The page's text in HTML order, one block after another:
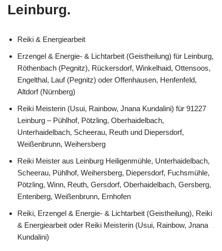
Leinburg.
Reiki & Energiearbeit
Erzengel & Energie- & Lichtarbeit (Geistheilung) für Leinburg,
Röthenbach (Pegnitz), Rückersdorf, Winkelhaid, Ottensoos,
Engelthal, Lauf (Pegnitz) oder Offenhausen, Henfenfeld,
Altdorf (Nürnberg)
Reiki Meisterin (Usui, Rainbow, Jnana Kundalini) für 91227
Leinburg – Pühlhof, Pötzling, Oberhaidelbach,
Unterhaidelbach, Scheerau, Reuth und Diepersdorf,
Weißenbrunn, Weihersberg
Reiki Meister aus Leinburg Heiligenmühle, Unterhaidelbach,
Scheerau, Pühlhof, Weihersberg, Diepersdorf, Fuchsmühle,
Pötzling, Winn, Reuth, Gersdorf, Oberhaidelbach, Gersberg,
Entenberg, Weißenbrunn, Ernhofen
Reiki, Erzengel & Energie- & Lichtarbeit (Geistheilung), Reiki
& Energiearbeit oder Reiki Meisterin (Usui, Rainbow, Jnana
Kundalini)